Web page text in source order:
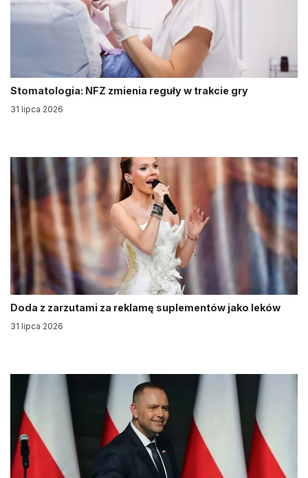
Stomatologia: NFZ zmienia reguły w trakcie gry
31 lipca 2026
Doda z zarzutami za reklamę suplementów jako leków
31 lipca 2026